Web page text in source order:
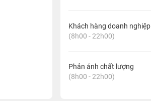
Khách hàng doanh nghiệp
(8h00 - 22h00)
Phản ánh chất lượng
(8h00 - 22h00)